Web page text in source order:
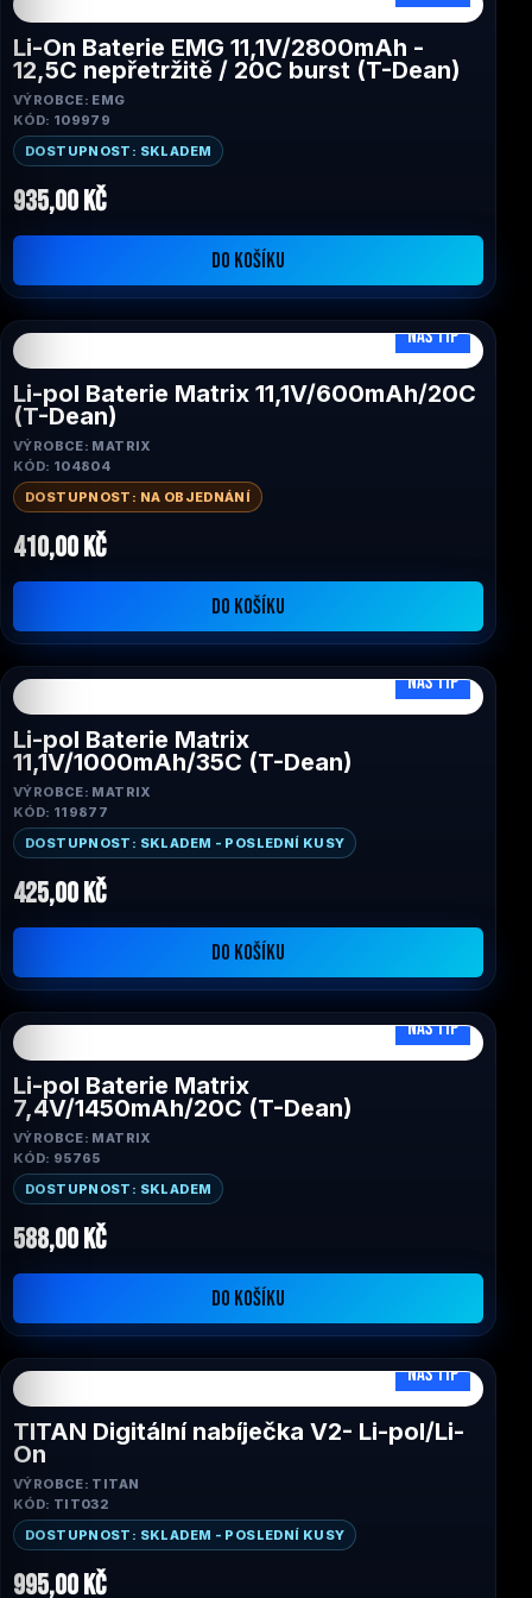
Li-On Baterie EMG 11,1V/2800mAh -
12,5C nepřetržitě / 20C burst (T-Dean)
VÝROBCE: EMG
KÓD: 109979
DOSTUPNOST: SKLADEM
935,00 Kč
DO KOŠÍKU
NÁŠ TIP
Li-pol Baterie Matrix 11,1V/600mAh/20C
(T-Dean)
VÝROBCE: MATRIX
KÓD: 104804
DOSTUPNOST: NA OBJEDNÁNÍ
410,00 Kč
DO KOŠÍKU
NÁŠ TIP
Li-pol Baterie Matrix
11,1V/1000mAh/35C (T-Dean)
VÝROBCE: MATRIX
KÓD: 119877
DOSTUPNOST: SKLADEM - POSLEDNÍ KUSY
425,00 Kč
DO KOŠÍKU
NÁŠ TIP
Li-pol Baterie Matrix
7,4V/1450mAh/20C (T-Dean)
VÝROBCE: MATRIX
KÓD: 95765
DOSTUPNOST: SKLADEM
588,00 Kč
DO KOŠÍKU
NÁŠ TIP
TITAN Digitální nabíječka V2- Li-pol/Li-
On
VÝROBCE: TITAN
KÓD: TIT032
DOSTUPNOST: SKLADEM - POSLEDNÍ KUSY
995,00 Kč